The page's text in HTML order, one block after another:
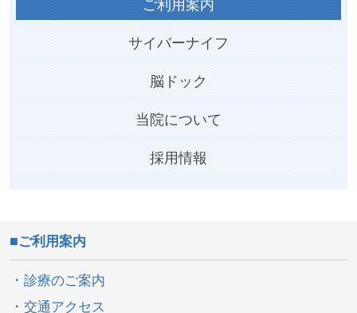
サイバーナイフ
脳ドック
当院について
採用情報
ご利用案内
診療のご案内
交通アクセス